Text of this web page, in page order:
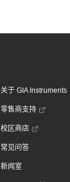
关于 GIA Instruments
零售商支持
校区商店
常见问答
新闻室